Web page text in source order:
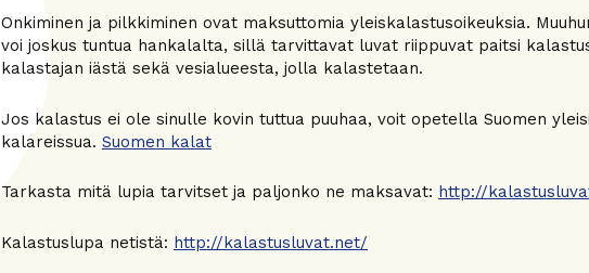
Onkiminen ja pilkkiminen ovat maksuttomia yleiskalastusoikeuksia.
voi joskus tuntua hankalalta, sillä tarvittavat luvat riippuvat paitsi
kalastajan iästä sekä vesialueesta, jolla kalastetaan.
Jos kalastus ei ole sinulle kovin tuttua puuhaa, voit opetella Suomen
kalareissua. Suomen kalat
Tarkasta mitä lupia tarvitset ja paljonko ne maksavat: http://
Kalastuslupa netistä: http://kalastusluvat.net/